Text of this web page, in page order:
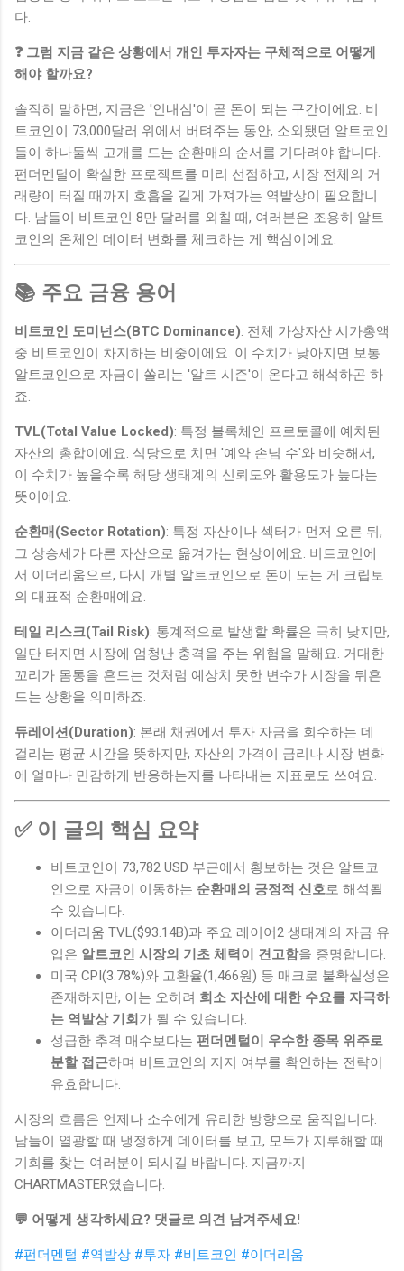
다.
❓ 그럼 지금 같은 상황에서 개인 투자자는 구체적으로 어떻게
해야 할까요?
솔직히 말하면, 지금은 '인내심'이 곧 돈이 되는 구간이에요. 비
트코인이 73,000달러 위에서 버텨주는 동안, 소외됐던 알트코인
들이 하나둘씩 고개를 드는 순환매의 순서를 기다려야 합니다.
펀더멘털이 확실한 프로젝트를 미리 선점하고, 시장 전체의 거
래량이 터질 때까지 호흡을 길게 가져가는 역발상이 필요합니
다. 남들이 비트코인 8만 달러를 외칠 때, 여러분은 조용히 알트
코인의 온체인 데이터 변화를 체크하는 게 핵심이에요.
📚 주요 금융 용어
비트코인 도미넌스(BTC Dominance): 전체 가상자산 시가총액
중 비트코인이 차지하는 비중이에요. 이 수치가 낮아지면 보통
알트코인으로 자금이 쏠리는 '알트 시즌'이 온다고 해석하곤 하
죠.
TVL(Total Value Locked): 특정 블록체인 프로토콜에 예치된
자산의 총합이에요. 식당으로 치면 '예약 손님 수'와 비슷해서,
이 수치가 높을수록 해당 생태계의 신뢰도와 활용도가 높다는
뜻이에요.
순환매(Sector Rotation): 특정 자산이나 섹터가 먼저 오른 뒤,
그 상승세가 다른 자산으로 옮겨가는 현상이에요. 비트코인에
서 이더리움으로, 다시 개별 알트코인으로 돈이 도는 게 크립토
의 대표적 순환매예요.
테일 리스크(Tail Risk): 통계적으로 발생할 확률은 극히 낮지만,
일단 터지면 시장에 엄청난 충격을 주는 위험을 말해요. 거대한
꼬리가 몸통을 흔드는 것처럼 예상치 못한 변수가 시장을 뒤흔
드는 상황을 의미하죠.
듀레이션(Duration): 본래 채권에서 투자 자금을 회수하는 데
걸리는 평균 시간을 뜻하지만, 자산의 가격이 금리나 시장 변화
에 얼마나 민감하게 반응하는지를 나타내는 지표로도 쓰여요.
✅ 이 글의 핵심 요약
비트코인이 73,782 USD 부근에서 횡보하는 것은 알트코
인으로 자금이 이동하는 순환매의 긍정적 신호로 해석될
수 있습니다.
이더리움 TVL($93.14B)과 주요 레이어2 생태계의 자금 유
입은 알트코인 시장의 기초 체력이 견고함을 증명합니다.
미국 CPI(3.78%)와 고환율(1,466원) 등 매크로 불확실성은
존재하지만, 이는 오히려 희소 자산에 대한 수요를 자극하
는 역발상 기회 가 될 수 있습니다.
성급한 추격 매수보다는 펀더멘털이 우수한 종목 위주로
분할 접근하며 비트코인의 지지 여부를 확인하는 전략이
유효합니다.
시장의 흐름은 언제나 소수에게 유리한 방향으로 움직입니다.
남들이 열광할 때 냉정하게 데이터를 보고, 모두가 지루해할 때
기회를 찾는 여러분이 되시길 바랍니다. 지금까지
CHARTMASTER였습니다.
💬 어떻게 생각하세요? 댓글로 의견 남겨주세요!
#펀더멘털 #역발상 #투자 #비트코인 #이더리움